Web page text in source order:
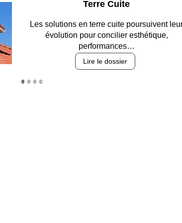
Parking et garages
Entre circulation, sécurisation des accès,
durabilité des revêtements et intégration…
Lire le dossier